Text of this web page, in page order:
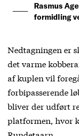
Rasmus
formidling
Nedtagningen er
det varme
af kuplen vil
forbipasserende
bliver der udført
platformen, hvor